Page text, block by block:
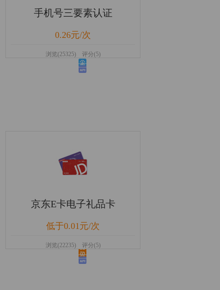
手机号三要素认证
0.26元/次
浏览(25325) 评分(5)
京东E卡电子礼品卡
低于0.01元/次
浏览(22235) 评分(5)